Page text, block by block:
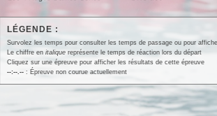
LÉGENDE :
Survolez les temps pour consulter les temps de passage ou pour
Le chiffre en italiquereprésente le temps de réaction lors du départ
Cliquez sur une épreuve pour afficher les résultats de cette épreuve
--:--.--: Épreuve non courue actuellement